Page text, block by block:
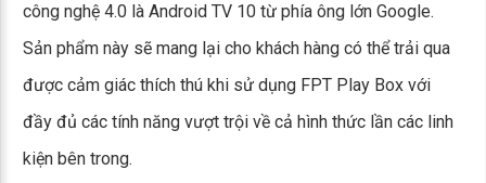
công nghệ 4.0 là Android TV 10 từ phía ông lớn Google.
Sản phẩm này sẽ mang lại cho khách hàng có thể trải qua
được cảm giác thích thú khi sử dụng FPT Play Box với
đầy đủ các tính năng vượt trội về cả hình thức lần các linh
kiện bên trong.